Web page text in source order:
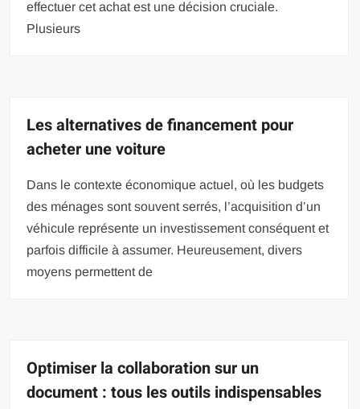
effectuer cet achat est une décision cruciale.
Plusieurs
Les alternatives de financement pour
acheter une voiture
Dans le contexte économique actuel, où les budgets
des ménages sont souvent serrés, l’acquisition d’un
véhicule représente un investissement conséquent et
parfois difficile à assumer. Heureusement, divers
moyens permettent de
Optimiser la collaboration sur un
document : tous les outils indispensables